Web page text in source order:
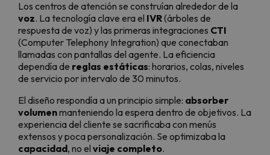
Los centros de atención se construían alrededor de la
voz. La tecnología clave era el IVR(árboles de
respuesta de voz) y las primeras integraciones CTI
(Computer Telephony Integration) que conectaban
llamadas con pantallas del agente. La eficiencia
dependía de reglas estáticas: horarios, colas, niveles
de servicio por intervalo de 30 minutos.
El diseño respondía a un principio simple: absorber
volumenmanteniendo la espera dentro de objetivos. La
experiencia del cliente se sacrificaba con menús
extensos y poca personalización. Se optimizaba la
capacidad, no el viaje completo.